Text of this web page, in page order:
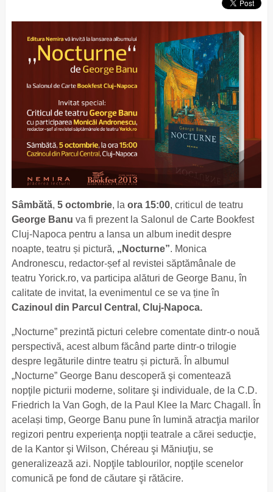
Sâmbătă, 5 octombrie, la ora 15:00, criticul de teatru
George Banu va fi prezent la Salonul de Carte Bookfest
Cluj-Napoca pentru a lansa un album inedit despre
noapte, teatru și pictură, „Nocturne”. Monica
Andronescu, redactor-șef al revistei săptămânale de
teatru Yorick.ro, va participa alături de George Banu, în
calitate de invitat, la evenimentul ce se va ține în
Cazinoul din Parcul Central, Cluj-Napoca.
„Nocturne” prezintă picturi celebre comentate dintr-o nouă
perspectivă, acest album făcând parte dintr-o trilogie
despre legăturile dintre teatru și pictură. În albumul
„Nocturne” George Banu descoperă şi comentează
nopţile picturii moderne, solitare şi individuale, de la C.D.
Friedrich la Van Gogh, de la Paul Klee la Marc Chagall. În
același timp, George Banu pune în lumină atracţia marilor
regizori pentru experienţa nopţii teatrale a cărei seducţie,
de la Kantor şi Wilson, Chéreau şi Măniuţiu, se
generalizează azi. Nopţile tablourilor, nopţile scenelor
comunică pe fond de căutare şi rătăcire.